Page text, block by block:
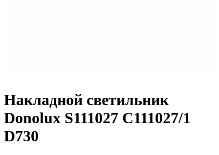
Накладной светильник
Donolux S111027 C111027/1
D730